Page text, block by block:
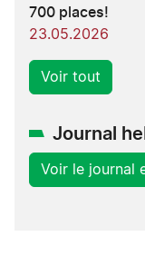
700 places!
23.05.2026
Voir tout
Journal
Voir le journal